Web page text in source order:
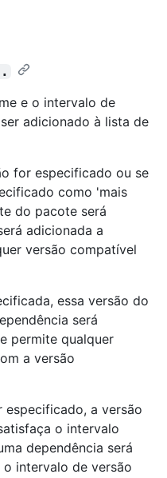
e o intervalo de
adicionado à lista de
for especificado ou se
como 'mais
do pacote será
adicionada a
versão compatível
essa versão do
será
permite qualquer
a versão
especificado, a versão
o intervalo
dependência será
intervalo de versão